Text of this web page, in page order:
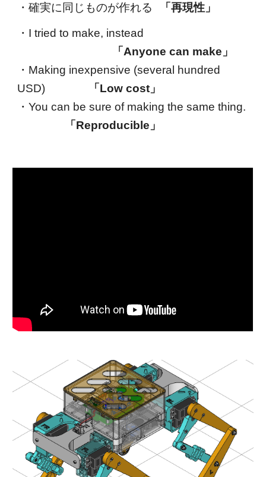
・確実に同じものが作れる
「再現性」
・I tried to make, instead
「Anyone can make」
・Making inexpensive (several hundred
USD)
「Low cost」
・You can be sure of making the same thing.
「 Reproducible 」